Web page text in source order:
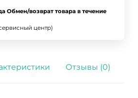
Обмен/возврат товара в течение
центр)
Отзывы (0)